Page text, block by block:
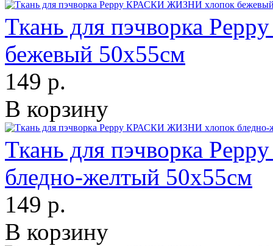
Ткань для пэчворка
бежевый 50х55см
149 р.
В корзину
Ткань для пэчворка
бледно-желтый 50х55см
149 р.
В корзину